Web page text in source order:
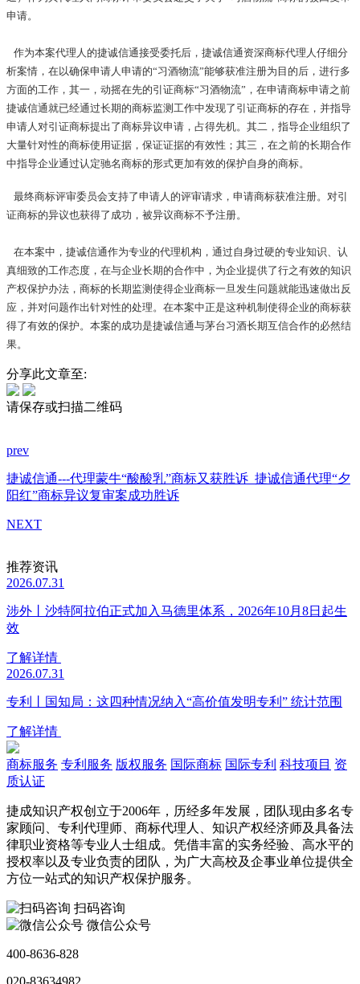
申请。
作为本案代理人的捷诚信通接受委托后，捷诚信通资深商标代理人仔细分
析案情，在以确保申请人申请的“习酒物流”能够获准注册为目的后，进行多
方面的工作，其一，动摇在先的引证商标“习酒物流”，在申请商标申请之前
捷诚信通就已经通过长期的商标监测工作中发现了引证商标的存在，并指导
申请人对引证商标提出了商标异议申请，占得先机。其二，指导企业组织了
大量针对性的商标使用证据，保证证据的有效性；其三，在之前的长期合作
中指导企业通过认定驰名商标的形式更加有效的保护自身的商标。
最终商标评审委员会支持了申请人的评审请求，申请商标获准注册。对引
证商标的异议也获得了成功，被异议商标不予注册。
在本案中，捷诚信通作为专业的代理机构，通过自身过硬的专业知识、认
真细致的工作态度，在与企业长期的合作中，为企业提供了行之有效的知识
产权保护办法，商标的长期监测使得企业商标一旦发生问题就能迅速做出反
应，并对问题作出针对性的处理。在本案中正是这种机制使得企业的商标获
得了有效的保护。本案的成功是捷诚信通与茅台习酒长期互信合作的必然结
果。
分享此文章至:
请保存或扫描二维码
prev
捷诚信通---代理蒙牛“酸酸乳”商标又获胜诉 捷诚信通代理“夕
阳红”商标异议复审案成功胜诉
NEXT
推荐资讯
2026.07.31
涉外丨沙特阿拉伯正式加入马德里体系，2026年10月8日起生
效
了解详情
2026.07.31
专利丨国知局：这四种情况纳入“高价值发明专利” 统计范围
了解详情
商标服务 专利服务 版权服务 国际商标 国际专利 科技项目 资
质认证
捷成知识产权创立于2006年，历经多年发展，团队现由多名专
家顾问、专利代理师、商标代理人、知识产权经济师及具备法
律职业资格等专业人士组成。凭借丰富的实务经验、高水平的
授权率以及专业负责的团队，为广大高校及企事业单位提供全
方位一站式的知识产权保护服务。
扫码咨询
微信公众号
400-8636-828
020-83634982